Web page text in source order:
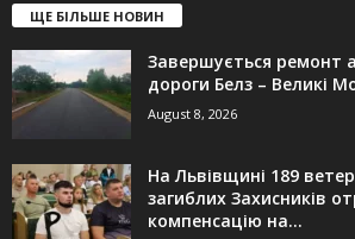
ЩЕ БІЛЬШЕ НОВИН
Завершується ремонт
дороги Белз – Великі
August 8, 2026
На Львівщині 189
загиблих Захисників
компенсацію на...